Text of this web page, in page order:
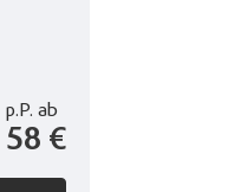
p.P. ab
58 €